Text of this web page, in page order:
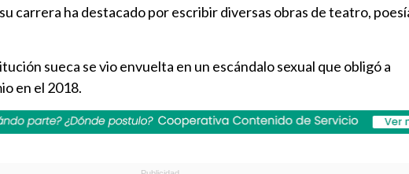
carrera ha destacado por escribir diversas obras de teatro,
sueca se vio envuelta en un escándalo sexual que obligó a
en el 2018.